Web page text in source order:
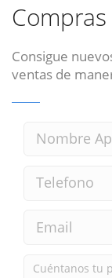
Consigue
ventas de